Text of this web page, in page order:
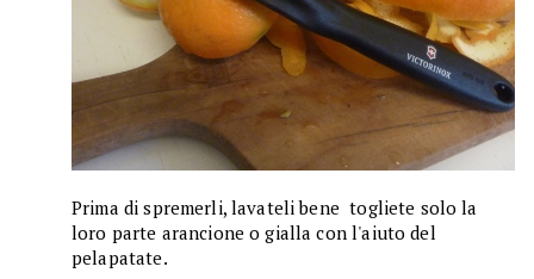
Prima di spremerli, lavateli bene togliete solo la
loro parte arancione o gialla con l'aiuto del
pelapatate.